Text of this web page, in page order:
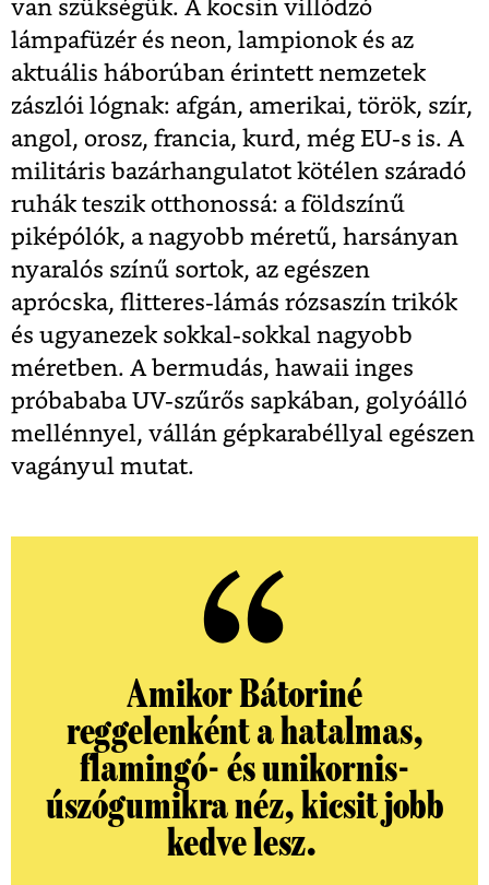
van szükségük. A kocsin villódzó
lámpafüzér és neon, lampionok és az
aktuális háborúban érintett nemzetek
zászlói lógnak: afgán, amerikai, török, szír,
angol, orosz, francia, kurd, még EU-s is. A
militáris bazárhangulatot kötélen száradó
ruhák teszik otthonossá: a földszínű
piképólók, a nagyobb méretű, harsányan
nyaralós színű sortok, az egészen
aprócska, flitteres-lámás rózsaszín trikók
és ugyanezek sokkal-sokkal nagyobb
méretben. A bermudás, hawaii inges
próbababa UV-szűrős sapkában, golyóálló
mellénnyel, vállán gépkarabéllyal egészen
vagányul mutat.
Amikor Bátoriné
reggelenként a hatalmas,
flamingó- és unikornis-
úszógumikra néz, kicsit jobb
kedve lesz.